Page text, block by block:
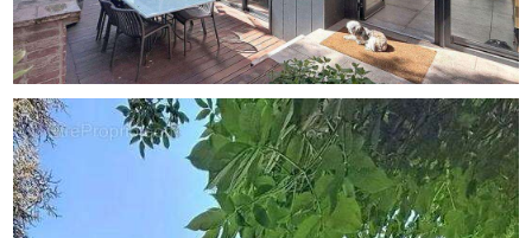
A l'étage, une suite parentale avec sa salle de bains ainsi
qu'une autre chambre.
Les amoureux de l'extérieur seront comblés par un jardin
arboré et une terrasse ensoleillée, idéale pour profiter de
moments de détente avec sa piscine enterrée et son
jacuzzi.
La rénovation de cette chartreuse en fait un bien atypique